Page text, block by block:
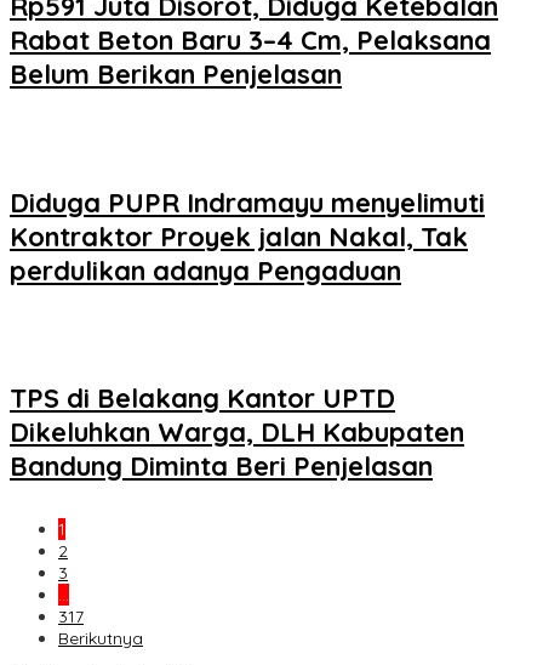
Rabat Beton Baru 3–4 Cm, Pelaksana
Belum Berikan Penjelasan
Diduga PUPR Indramayu menyelimuti
Kontraktor Proyek jalan Nakal, Tak
perdulikan adanya Pengaduan
TPS di Belakang Kantor UPTD
Dikeluhkan Warga, DLH Kabupaten
Bandung Diminta Beri Penjelasan
1
2
3
…
317
Berikutnya